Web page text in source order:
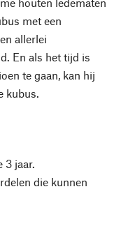
met een
allerlei
En als het tijd is
te gaan, kan hij
kubus.
3 jaar.
die kunnen